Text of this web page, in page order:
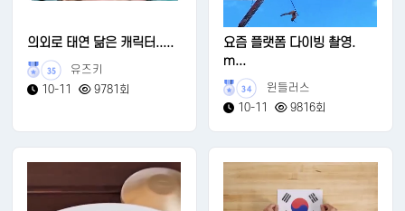
의외로 태연 닮은 캐릭터.....
35
유즈키
10-11
9781회
요즘 플랫폼 다이빙 촬영.
m...
34
윈들러스
10-11
9816회